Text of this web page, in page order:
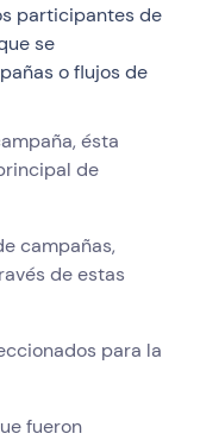
participantes de
se
o flujos de
ésta
de
campañas,
de estas
para la
fueron